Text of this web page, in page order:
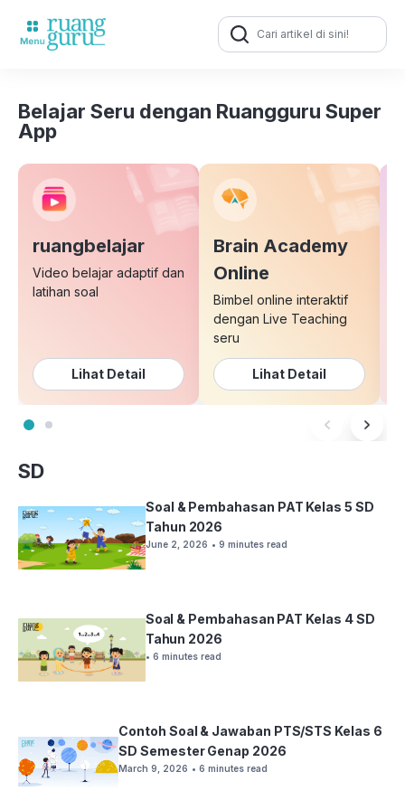
Search
for:
Belajar Seru dengan Ruangguru Super
App
ruangbelajar
Video belajar adaptif dan
latihan soal
Lihat Detail
Brain Academy
Online
Bimbel online interaktif
dengan Live Teaching
seru
Lihat Detail
SD
Soal & Pembahasan PAT Kelas 5 SD
Tahun 2026
June 2, 2026 • 9 minutes read
Soal & Pembahasan PAT Kelas 4 SD
Tahun 2026
• 6 minutes read
Contoh Soal & Jawaban PTS/STS Kelas 6
SD Semester Genap 2026
March 9, 2026 • 6 minutes read